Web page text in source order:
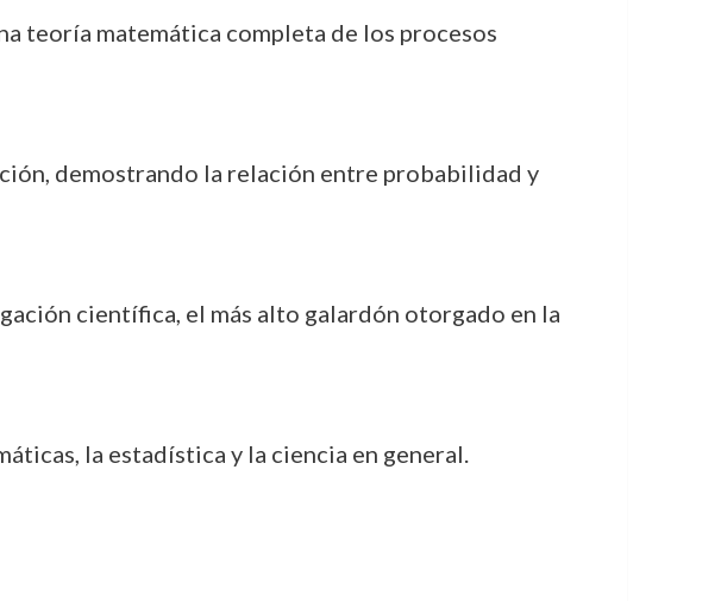
teoría matemática completa de los procesos
demostrando la relación entre probabilidad y
científica, el más alto galardón otorgado en la
la estadística y la ciencia en general.